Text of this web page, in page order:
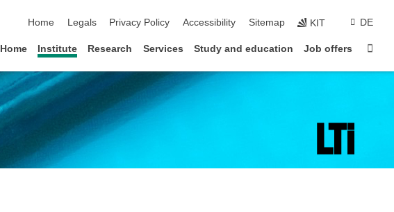
Home
Legals Privacy Policy Accessibility Sitemap KIT DE
Home Institute Research Services Study and education Job offers